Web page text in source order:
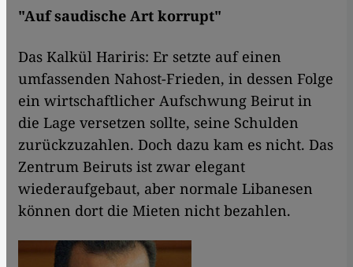
"Auf saudische Art korrupt"
Das Kalkül Hariris: Er setzte auf einen
umfassenden Nahost-Frieden, in dessen Folge
ein wirtschaftlicher Aufschwung Beirut in
die Lage versetzen sollte, seine Schulden
zurückzuzahlen. Doch dazu kam es nicht. Das
Zentrum Beiruts ist zwar elegant
wiederaufgebaut, aber normale Libanesen
können dort die Mieten nicht bezahlen.